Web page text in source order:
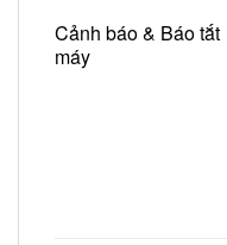
Cảnh báo & Báo tắt
máy